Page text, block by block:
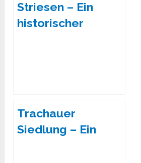
Striesen – Ein
historischer
Trachauer
Siedlung – Ein